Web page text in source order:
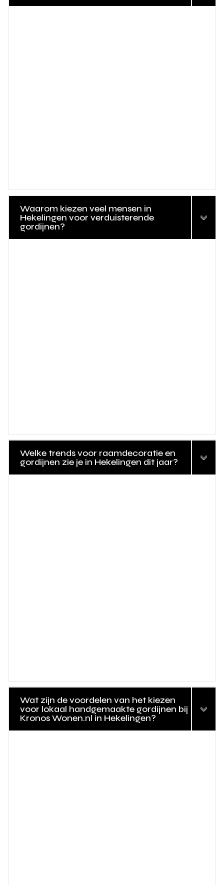
Waarom kiezen veel mensen in
Hekelingen voor verduisterende
gordijnen?
Welke trends voor raamdecoratie en
gordijnen zie je in Hekelingen dit jaar?
Wat zijn de voordelen van het kiezen
voor lokaal handgemaakte gordijnen bij
Kronos Wonen.nl in Hekelingen?